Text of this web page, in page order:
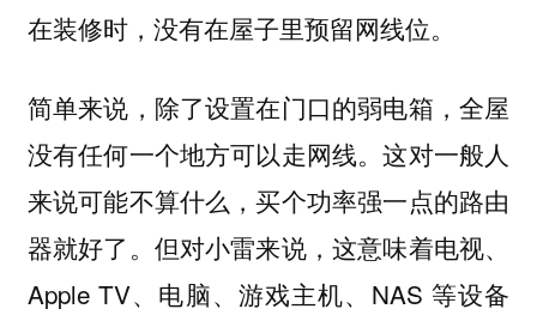
在装修时， 没有在屋子里预留网线位。
简单来说，除了设置在门口的弱电箱，全屋
没有任何一个地方可以走网线。这对一般人
来说可能不算什么，买个功率强一点的路由
器就好了。但对小雷来说，这意味着电视、
Apple TV、电脑、游戏主机、NAS 等设备